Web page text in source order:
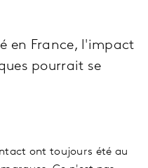
en France, l'impact
pourrait se
ont toujours été au